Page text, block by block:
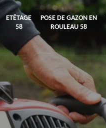
ETÊTAGE
58
POSE DE GAZON EN
ROULEAU 58